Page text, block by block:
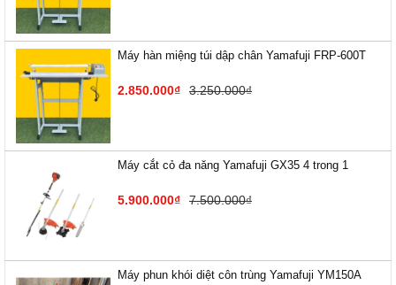
Máy hàn miệng túi dập chân Yamafuji FRP-600T
2.850.000₫ 3.250.000₫
Máy cắt cỏ đa năng Yamafuji GX35 4 trong 1
5.900.000₫ 7.500.000₫
Máy phun khói diệt côn trùng Yamafuji YM150A